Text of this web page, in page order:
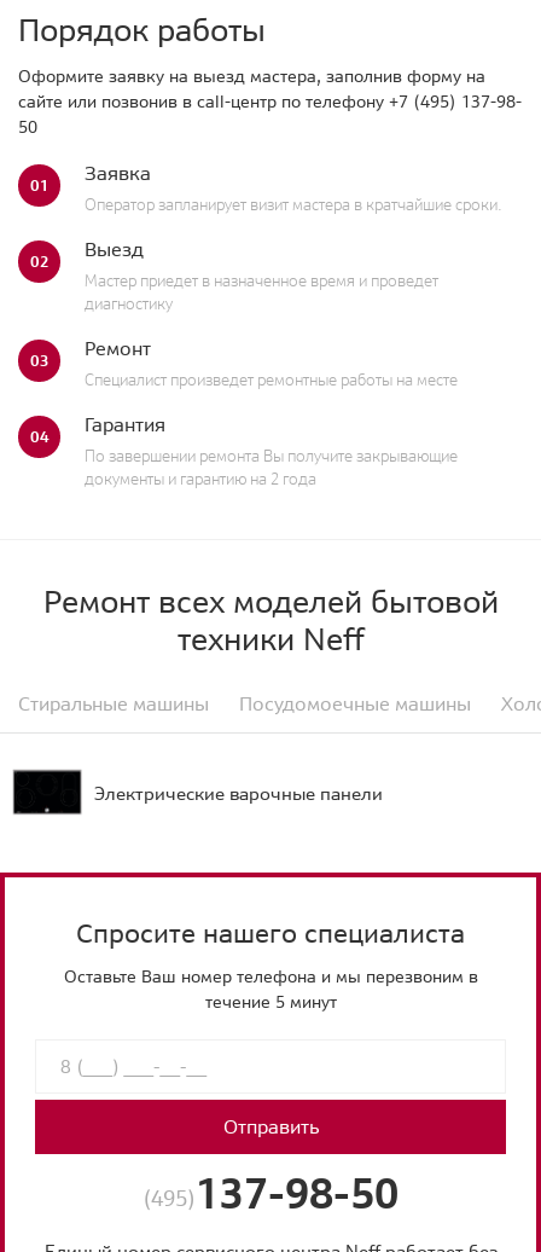
Порядок работы
Оформите заявку на выезд мастера, заполнив форму на
сайте или позвонив в call-центр по телефону +7 (495) 137-98-
50
01 Заявка
Оператор запланирует визит мастера в кратчайшие сроки.
02 Выезд
Мастер приедет в назначенное время и проведет
диагностику
03 Ремонт
Специалист произведет ремонтные работы на месте
04 Гарантия
По завершении ремонта Вы получите закрывающие
документы и гарантию на 2 года
Ремонт всех моделей бытовой
техники Neff
Стиральные машины Посудомоечные машины
Электрические варочные панели
Спросите нашего специалиста
Оставьте Ваш номер телефона и мы перезвоним в
течение 5 минут
Отправить
(495) 137-98-50